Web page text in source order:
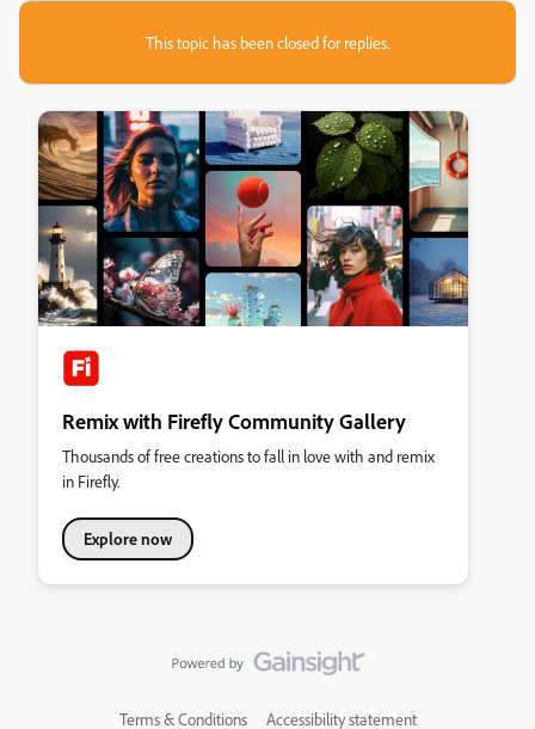
This topic has been closed for replies.
Remix with Firefly Community Gallery
Thousands of free creations to fall in love with and remix
in Firefly.
Explore now
Terms & Conditions Accessibility statement